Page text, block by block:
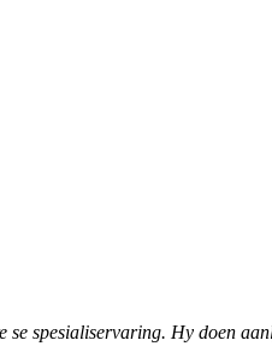
se spesialiservaring. Hy doen